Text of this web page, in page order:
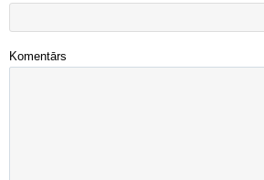
Komentārs